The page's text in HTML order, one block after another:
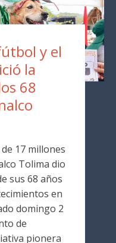
y el
la
68
17 millones
Tolima dio
sus 68 años
en
domingo 2
de
pionera